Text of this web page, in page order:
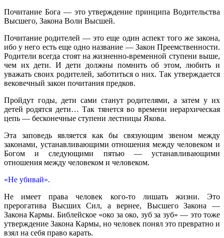
Почитание Бога — это утверждение принципа Водительства
Высшего, Закона Воли Высшей.
Почитание родителей — это еще один аспект того же закона,
ибо у него есть еще одно название — Закон Преемственности.
Родители всегда стоят на жизненно-временной ступени выше,
чем их дети. И дети должны помнить об этом, любить и
уважать своих родителей, заботиться о них. Так утверждается
вековечный закон почитания предков.
Пройдут годы, дети сами станут родителями, а затем у их
детей родятся дети… Так тянется во времени иерархическая
цепь — бесконечные ступени лестницы Якова.
Эта заповедь является как бы связующим звеном между
законами, устанавливающими отношения между человеком и
Богом и следующими пятью — устанавливающими
отношения между человеком и человеком.
«Не убивай».
Не имеет права человек кого-то лишать жизни. Это
прерогатива Высших Сил, а вернее, Высшего Закона —
Закона Кармы. Библейское «око за око, зуб за зуб» — это тоже
утверждение Закона Кармы, но человек понял это превратно и
взял на себя право карать.